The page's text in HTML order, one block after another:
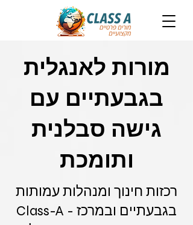
מורות לאנגלית
בגבעתיים עם
גישה סבלנית
ותומכת
רכזות חינוך ומנהלות עמותות
בגבעתיים ובמרכז - Class-A